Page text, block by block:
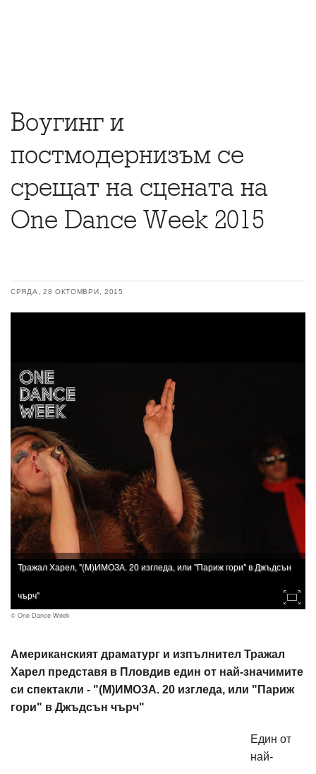
Воугинг и
постмодернизъм се
срещат на сцената на
One Dance Week 2015
СРЯДА, 28 ОКТОМВРИ, 2015
Тражал Харел, "(М)ИМОЗА. 20 изгледа, или "Париж гори" в Джъдсън
чърч"
© One Dance Week
Американският драматург и изпълнител Тражал
Харел представя в Пловдив един от най-значимите
си спектакли - "(М)ИМОЗА. 20 изгледа, или "Париж
гори" в Джъдсън чърч"
Един от
най-